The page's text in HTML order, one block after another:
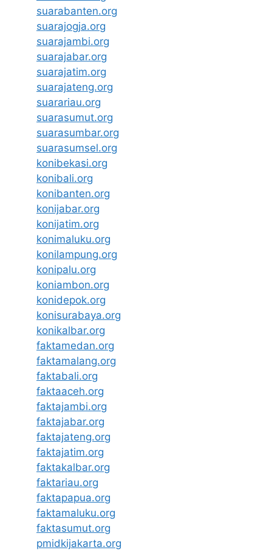
suarabanten.org
suarajogja.org
suarajambi.org
suarajabar.org
suarajatim.org
suarajateng.org
suarariau.org
suarasumut.org
suarasumbar.org
suarasumsel.org
konibekasi.org
konibali.org
konibanten.org
konijabar.org
konijatim.org
konimaluku.org
konilampung.org
konipalu.org
koniambon.org
konidepok.org
konisurabaya.org
konikalbar.org
faktamedan.org
faktamalang.org
faktabali.org
faktaaceh.org
faktajambi.org
faktajabar.org
faktajateng.org
faktajatim.org
faktakalbar.org
faktariau.org
faktapapua.org
faktamaluku.org
faktasumut.org
pmidkijakarta.org